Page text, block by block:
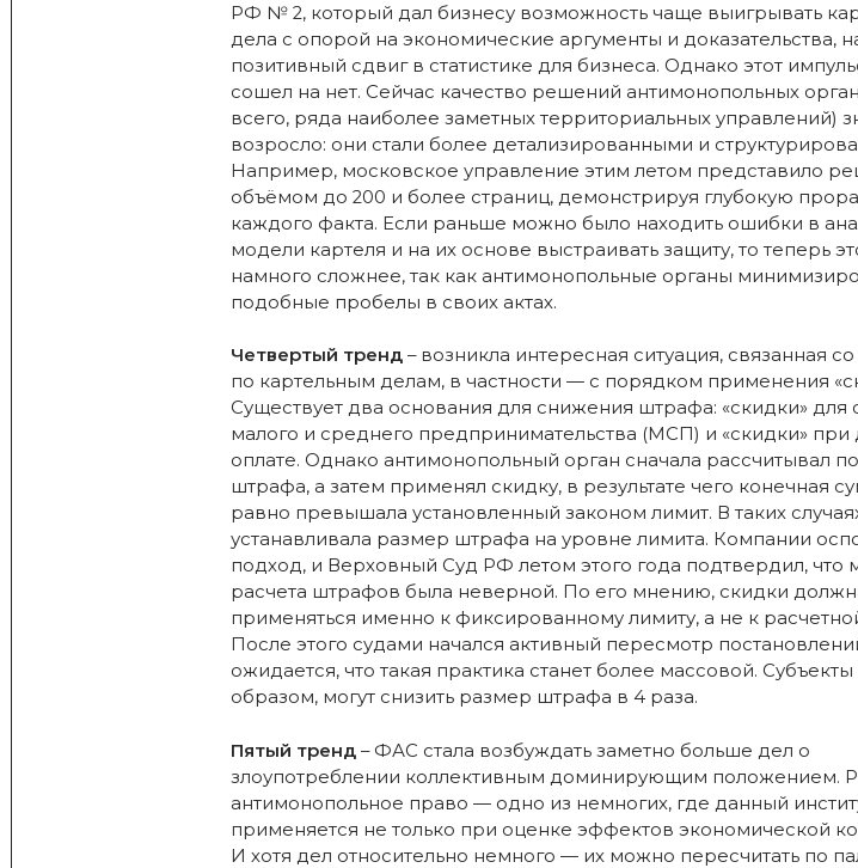
РФ № 2, который дал бизнесу возможность чаще выигрывать
дела с опорой на экономические аргументы и доказательства,
позитивный сдвиг в статистике для бизнеса. Однако этот
сошел на нет. Сейчас качество решений антимонопольных
всего, ряда наиболее заметных территориальных управлений)
возросло: они стали более детализированными и
Например, московское управление этим летом представило
объёмом до 200 и более страниц, демонстрируя глубокую
каждого факта. Если раньше можно было находить ошибки в
модели картеля и на их основе выстраивать защиту, то теперь
намного сложнее, так как антимонопольные органы
подобные пробелы в своих актах.
Четвертый тренд– возникла интересная ситуация, связанная
по картельным делам, в частности — с порядком применения
Существует два основания для снижения штрафа: «скидки» для
малого и среднего предпринимательства (МСП) и «скидки» при
оплате. Однако антимонопольный орган сначала рассчитывал
штрафа, а затем применял скидку, в результате чего конечная
равно превышала установленный законом лимит. В таких
устанавливала размер штрафа на уровне лимита. Компании
подход, и Верховный Суд РФ летом этого года подтвердил, что
расчета штрафов была неверной. По его мнению, скидки
применяться именно к фиксированному лимиту, а не к
После этого судами начался активный пересмотр
ожидается, что такая практика станет более массовой.
образом, могут снизить размер штрафа в 4 раза.
Пятый тренд – ФАС стала возбуждать заметно больше дел о
злоупотреблении коллективным доминирующим положением.
антимонопольное право — одно из немногих, где данный
применяется не только при оценке эффектов экономической
И хотя дел относительно немного — их можно пересчитать по